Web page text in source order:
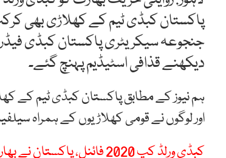
پاکستان کبڈی ٹیم کے کھلاڑی بھی
جنجوعہ سیکریٹری پاکستان کبڈی
دیکھنے قذافی اسٹیڈیم پہنچ گئے۔
ہم نیوز کے مطابق پاکستان کبڈی ٹیم کے
اور لوگوں نے قومی کھلاڑیوں کے ہمراہ
کبڈی ورلڈ کپ 2020 فائنل، پاکستان نے بھارت کو شکست دے دی